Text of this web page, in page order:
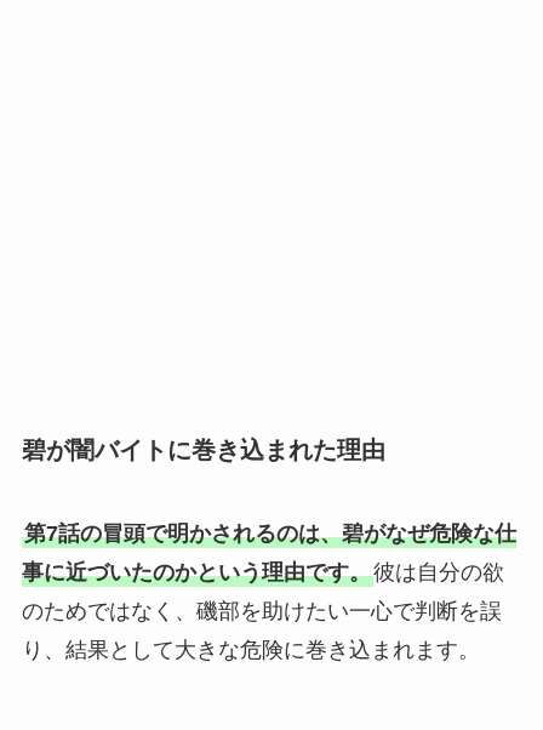
碧が闇バイトに巻き込まれた理由
第7話の冒頭で明かされるのは、碧がなぜ危険な仕
事に近づいたのかという理由です。彼は自分の欲
のためではなく、磯部を助けたい一心で判断を誤
り、結果として大きな危険に巻き込まれます。